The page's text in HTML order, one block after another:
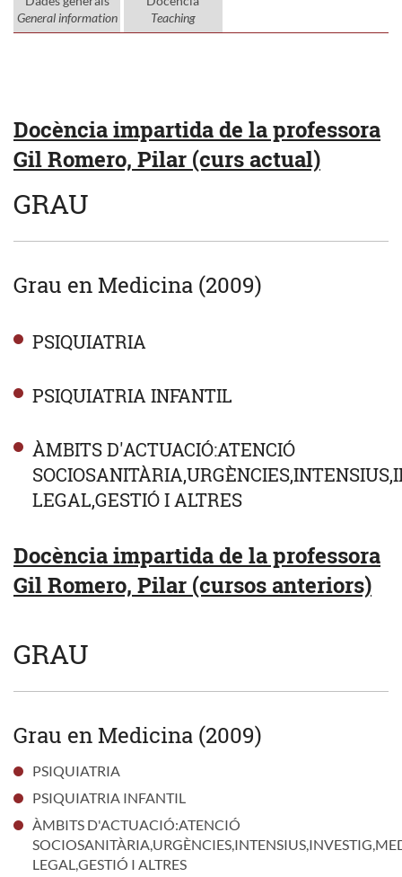
General information
Teaching
Docència impartida de la professora
Gil Romero, Pilar (curs actual)
GRAU
Grau en Medicina (2009)
PSIQUIATRIA
PSIQUIATRIA INFANTIL
ÀMBITS D'ACTUACIÓ:ATENCIÓ
LEGAL,GESTIÓ I ALTRES
Docència impartida de la professora
Gil Romero, Pilar (cursos anteriors)
GRAU
Grau en Medicina (2009)
PSIQUIATRIA
PSIQUIATRIA INFANTIL
ÀMBITS D'ACTUACIÓ:ATENCIÓ
LEGAL,GESTIÓ I ALTRES